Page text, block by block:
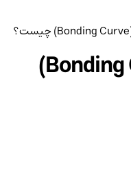
منحنی پیوند (Bonding Curve)